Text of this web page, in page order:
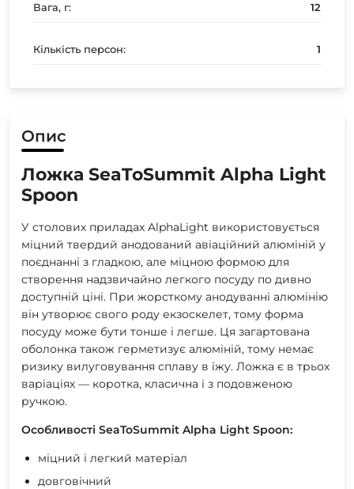
Вага, г: 12
Кількість персон: 1
Опис
Ложка SeaToSummit Alpha Light
Spoon
У столових приладах AlphaLight використовується
міцний твердий анодований авіаційний алюміній у
поєднанні з гладкою, але міцною формою для
створення надзвичайно легкого посуду по дивно
доступній ціні. При жорсткому анодуванні алюмінію
він утворює свого роду екзоскелет, тому форма
посуду може бути тонше і легше. Ця загартована
оболонка також герметизує алюміній, тому немає
ризику вилуговування сплаву в їжу. Ложка є в трьох
варіаціях — коротка, класична і з подовженою
ручкою.
Особливості SeaToSummit Alpha Light Spoon:
міцний і легкий матеріал
довговічний